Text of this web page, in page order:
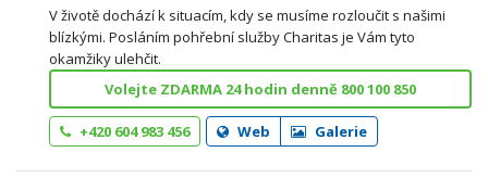
V životě dochází k situacím, kdy se musíme rozloučit s našimi
blízkými. Posláním pohřební služby Charitas je Vám tyto
okamžiky ulehčit.
Volejte ZDARMA 24 hodin denně 800 100 850
+420 604 983 456 Web Galerie